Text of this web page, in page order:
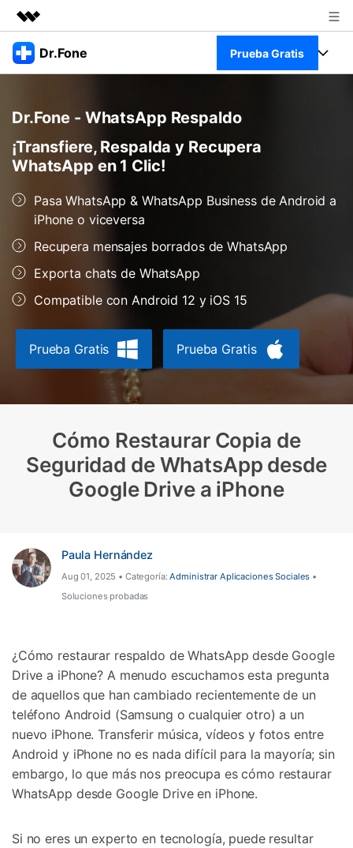
Productos destacados
Resumen
Soluciones
Sala de prensa
Tienda
Dr.Fone Prueba Gratis
Productos
Para PC
Para Celular
Herramientas Online
Descubre lo mejor de Dr.Fone
Soporte
Transferencia de Datos
Gestor de Datos
Protección del Móvil
Desbloqueo FRP en Android 16
Iniciar sesión
Dr.Fone - WhatsApp Respaldo
¡Transfiere, Respalda y Recupera
WhatsApp en 1 Clic!
Pasa WhatsApp & WhatsApp Business de Android a
iPhone o viceversa
Recupera mensajes borrados de WhatsApp
Exporta chats de WhatsApp
Compatible con Android 12 y iOS 15
Prueba Gratis Prueba Gratis
Cómo Restaurar Copia de
Seguridad de WhatsApp desde
Google Drive a iPhone
Paula Hernández
Aug 01, 2025 • Categoría:Administrar Aplicaciones Sociales •
Soluciones probadas
¿Cómo restaurar respaldo de WhatsApp desde Google
Drive a iPhone? A menudo escuchamos esta pregunta
de aquellos que han cambiado recientemente de un
teléfono Android (Samsung o cualquier otro) a un
nuevo iPhone.Transferir música, vídeos y fotos entre
Android y iPhone no es nada difícil para la mayoría; sin
embargo, lo que más nos preocupa es cómo restaurar
WhatsApp desde Google Drive en iPhone.
Si no eres un experto en tecnología, puede resultar